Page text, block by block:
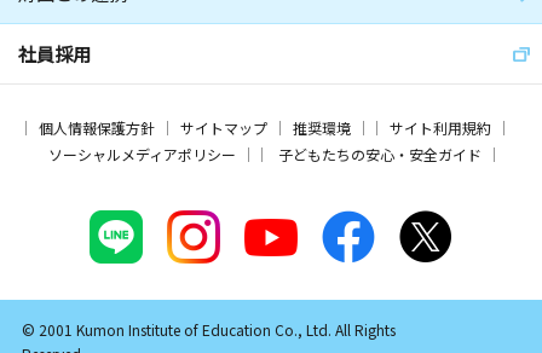
社員採用
個人情報保護方針 サイトマップ 推奨環境
サイト利用規約
ソーシャルメディアポリシー
子どもたちの安心・安全ガイド
© 2001 Kumon Institute of Education Co., Ltd. All Rights